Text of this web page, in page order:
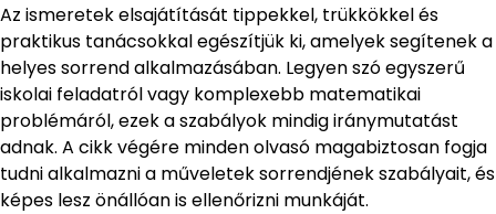
Az ismeretek elsajátítását tippekkel, trükkökkel és
praktikus tanácsokkal egészítjük ki, amelyek segítenek a
helyes sorrend alkalmazásában. Legyen szó egyszerű
iskolai feladatról vagy komplexebb matematikai
problémáról, ezek a szabályok mindig iránymutatást
adnak. A cikk végére minden olvasó magabiztosan fogja
tudni alkalmazni a műveletek sorrendjének szabályait, és
képes lesz önállóan is ellenőrizni munkáját.